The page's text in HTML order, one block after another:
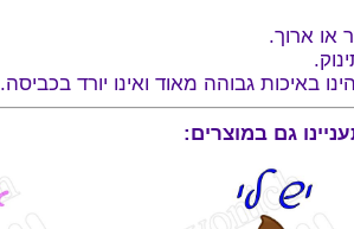
או ארוך.
באיכות גבוהה מאוד ואינו יורד בכביסה.